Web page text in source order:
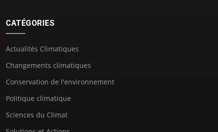
CATÉGORIES
Actualités Climatiques
Changements climatiques
Conservation de l'environnement
Politique climatique
Sciences du Climat